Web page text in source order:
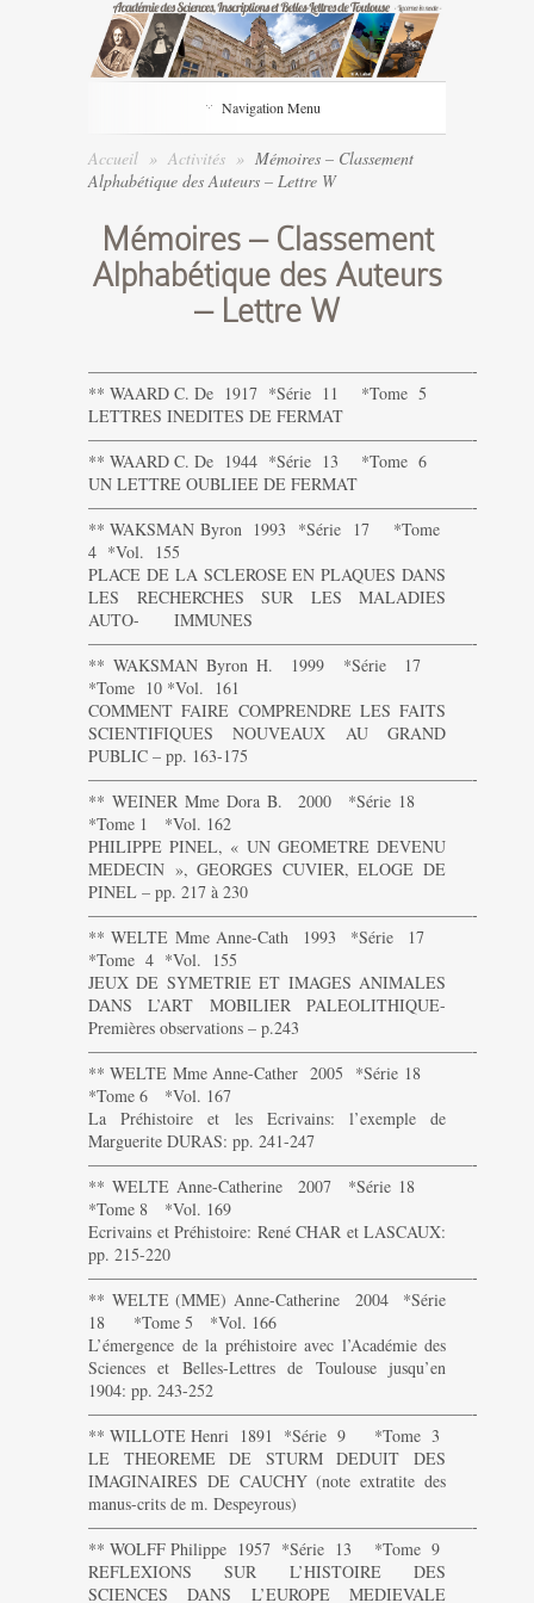
Navigation Menu
Accueil » Activités » Mémoires – Classement
Alphabétique des Auteurs – Lettre W
Mémoires – Classement
Alphabétique des Auteurs
– Lettre W
———————————————————————-
** WAARD C. De 1917 *Série 11 *Tome 5
LETTRES INEDITES DE FERMAT
———————————————————————-
** WAARD C. De 1944 *Série 13 *Tome 6
UN LETTRE OUBLIEE DE FERMAT
———————————————————————-
** WAKSMAN Byron 1993 *Série 17 *Tome
4 *Vol. 155
PLACE DE LA SCLEROSE EN PLAQUES DANS
LES RECHERCHES SUR LES MALADIES
AUTO- IMMUNES
———————————————————————-
** WAKSMAN Byron H. 1999 *Série 17
*Tome 10 *Vol. 161
COMMENT FAIRE COMPRENDRE LES FAITS
SCIENTIFIQUES NOUVEAUX AU GRAND
PUBLIC – pp. 163-175
———————————————————————-
** WEINER Mme Dora B. 2000 *Série 18
*Tome 1 *Vol. 162
PHILIPPE PINEL, « UN GEOMETRE DEVENU
MEDECIN », GEORGES CUVIER, ELOGE DE
PINEL – pp. 217 à 230
———————————————————————-
** WELTE Mme Anne-Cath 1993 *Série 17
*Tome 4 *Vol. 155
JEUX DE SYMETRIE ET IMAGES ANIMALES
DANS L’ART MOBILIER PALEOLITHIQUE-
Premières observations – p.243
———————————————————————-
** WELTE Mme Anne-Cather 2005 *Série 18
*Tome 6 *Vol. 167
La Préhistoire et les Ecrivains: l’exemple de
Marguerite DURAS: pp. 241-247
———————————————————————-
** WELTE Anne-Catherine 2007 *Série 18
*Tome 8 *Vol. 169
Ecrivains et Préhistoire: René CHAR et LASCAUX:
pp. 215-220
———————————————————————-
** WELTE (MME) Anne-Catherine 2004 *Série
18 *Tome 5 *Vol. 166
L’émergence de la préhistoire avec l’Académie des
Sciences et Belles-Lettres de Toulouse jusqu’en
1904: pp. 243-252
———————————————————————-
** WILLOTE Henri 1891 *Série 9 *Tome 3
LE THEOREME DE STURM DEDUIT DES
IMAGINAIRES DE CAUCHY (note extratite des
manus-crits de m. Despeyrous)
———————————————————————-
** WOLFF Philippe 1957 *Série 13 *Tome 9
REFLEXIONS SUR L’HISTOIRE DES
SCIENCES DANS L’EUROPE MEDIEVALE